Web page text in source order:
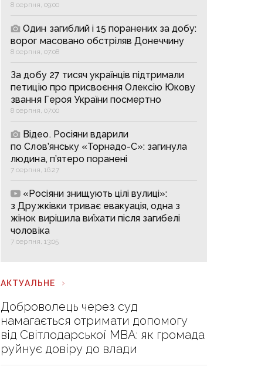
8 серпня, 09:00
Один загиблий і 15 поранених за добу:
ворог масовано обстріляв Донеччину
8 серпня, 07:08
За добу 27 тисяч українців підтримали
петицію про присвоєння Олексію Юкову
звання Героя України посмертно
8 серпня, 07:00
Відео. Росіяни вдарили
по Слов’янську «Торнадо-С»: загинула
людина, п’ятеро поранені
7 серпня, 16:27
«Росіяни знищують цілі вулиці»:
з Дружківки триває евакуація, одна з
жінок вирішила виїхати після загибелі
чоловіка
7 серпня, 13:05
АКТУАЛЬНЕ
Доброволець через суд
намагається отримати допомогу
від Світлодарської МВА: як громада
руйнує довіру до влади